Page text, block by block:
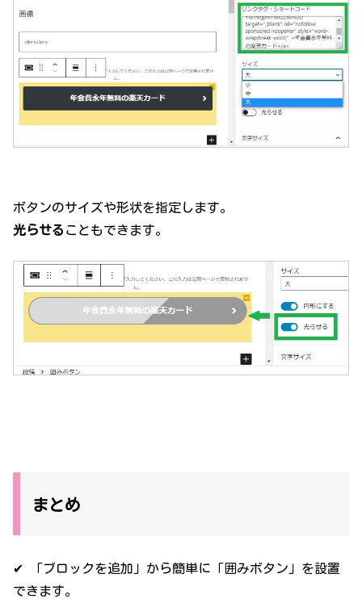
ボタンのサイズや形状を指定します。
光らせる こともできます。
まとめ
✔ 「ブロックを追加」から簡単に「囲みボタン」を設置
できます。